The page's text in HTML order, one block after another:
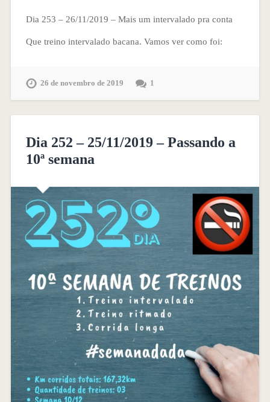
Dia 253 – 26/11/2019 – Mais um intervalado pra conta
Que treino intervalado bacana. Vamos ver como foi:
26 de novembro de 2019 1
Dia 252 – 25/11/2019 – Passando a
10ª semana